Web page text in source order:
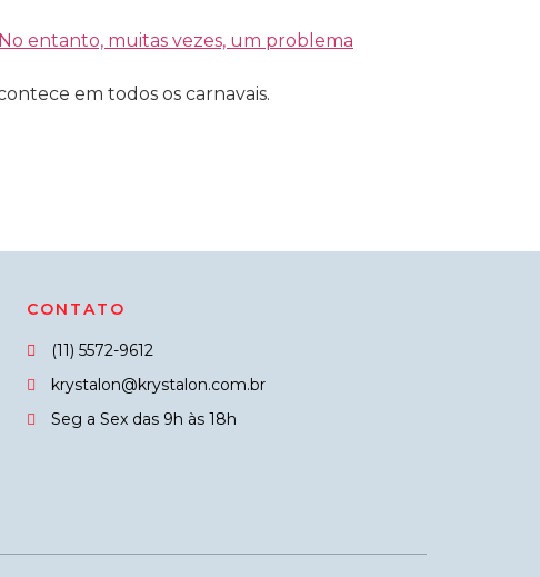
em todos os carnavais.
CONTATO
(11) 5572-9612
krystalon@krystalon.com.br
Seg a Sex das 9h às 18h